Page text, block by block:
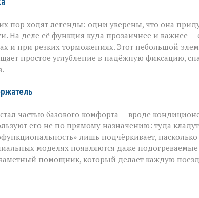
пор ходят легенды: одни уверены, что она
На деле её функция куда прозаичнее и важнее —
и при резких торможениях. Этот небольшой
простое углубление в надёжную фиксацию,
частью базового комфорта — вроде
его не по прямому назначению: туда
лишь подчёркивает, насколько
моделях появляются даже
помощник, который делает каждую